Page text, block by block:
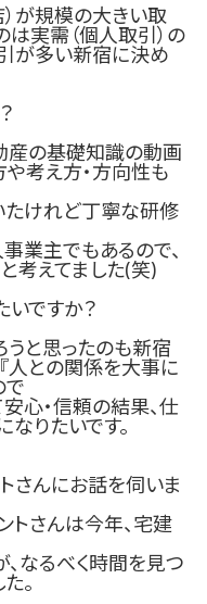
）が規模の大きい取
は実需（個人取引）の
が多い新宿に決め
産の基礎知識の動画
考え方・方向性も
けれど丁寧な研修
主でもあるので、
考えてました(笑)
いですか？
うと思ったのも新宿
人との関係を大事に
で
心・信頼の結果、仕
りたいです。
さんにお話を伺いま
トさんは今年、宅建
なるべく時間を見つ
。